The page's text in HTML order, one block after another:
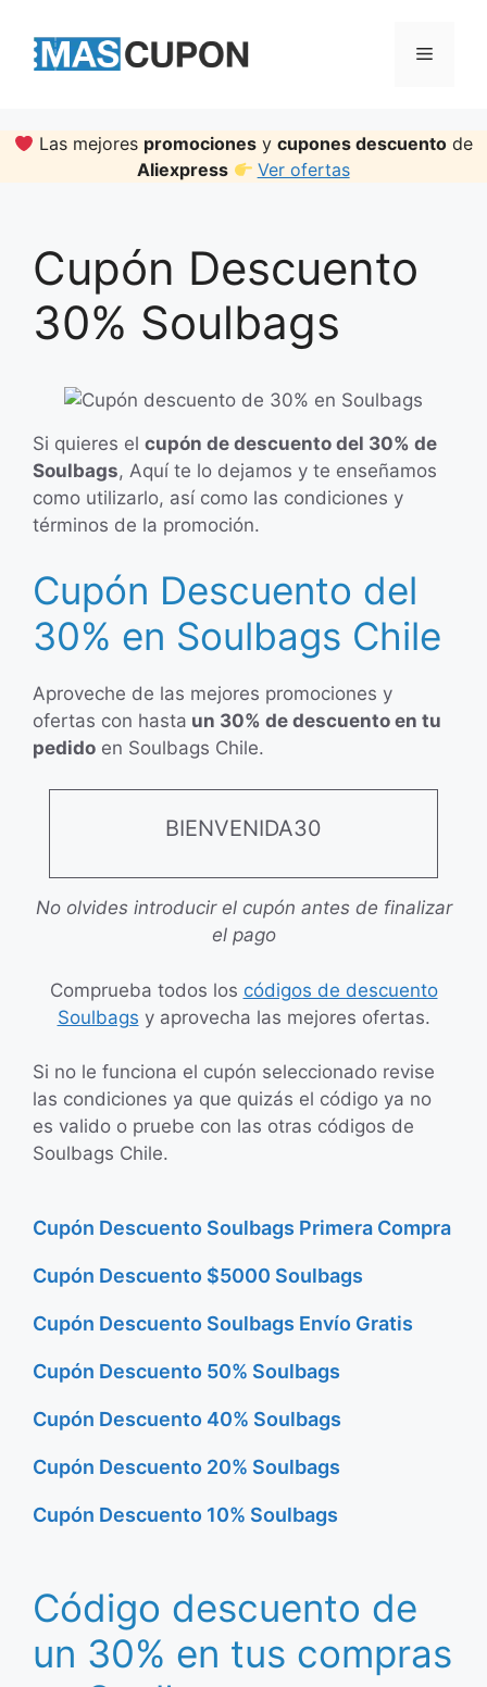
content
Menu
Las mejores promociones ycupones descuento de
Aliexpress
Ver ofertas
Cupón Descuento
30% Soulbags
Si quieres el cupón de descuento del 30% de
Soulbags, Aquí te lo dejamos y te enseñamos
como utilizarlo, así como las condiciones y
términos de la promoción.
Cupón Descuento del
30% en Soulbags Chile
Aproveche de las mejores promociones y
ofertas con hasta un 30% de descuento en tu
pedido en Soulbags Chile.
BIENVENIDA30
No olvides introducir el cupón antes de finalizar
el pago
Comprueba todos los códigos de descuento
Soulbags y aprovecha las mejores ofertas.
Si no le funciona el cupón seleccionado revise
las condiciones ya que quizás el código ya no
es valido o pruebe con las otras códigos de
Soulbags Chile.
Cupón Descuento Soulbags Primera Compra
Cupón Descuento $5000 Soulbags
Cupón Descuento Soulbags Envío Gratis
Cupón Descuento 50% Soulbags
Cupón Descuento 40% Soulbags
Cupón Descuento 20% Soulbags
Cupón Descuento 10% Soulbags
Código descuento de
un 30% en tus compras